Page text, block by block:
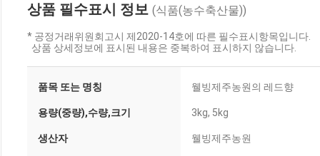
상품 필수표시 정보 (식품(농수축산물))
* 공정거래위원회고시 제2020-14호에 따른 필수표시항목입니다.
상품 상세정보에 표시된 내용은 중복하여 표시하지 않습니다.
품목 또는 명칭 웰빙제주농원의 레드향
용량(중량),수량,크기 3kg, 5kg
생산자 웰빙제주농원